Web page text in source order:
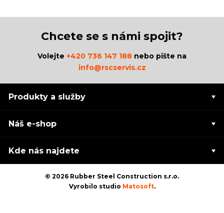
Chcete se s námi spojit?
Volejte +420 736 147 188 nebo pište na
info@rscservis.cz
Produkty a služby
Náš e-shop
Kde nás najdete
© 2026 Rubber Steel Construction s.r.o.
Vyrobilo studio Matosoft.